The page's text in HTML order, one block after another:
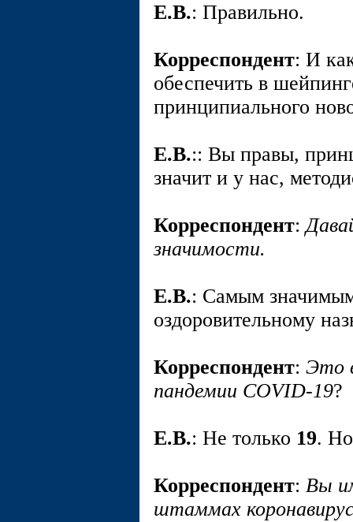
E.В.: Правильно.
Корреспондент: И
обеспечить в
принципиального
E.В.:: Вы правы,
значит и у нас,
Корреспондент:
значимости.
E.В.: Самым
оздоровительному
Корреспондент: Это
пандемии COVID-19?
E.В.: Не только 19.
Корреспондент: Вы
штаммах